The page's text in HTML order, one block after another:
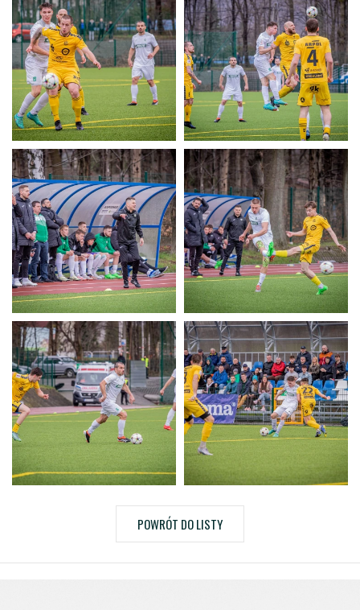
POWRÓT DO LISTY